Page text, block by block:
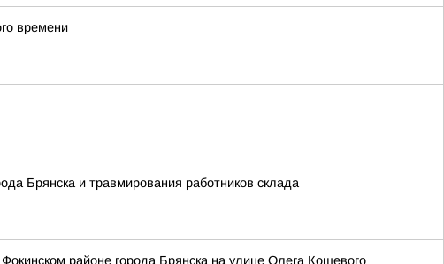
времени
Брянска и травмирования работников склада
районе города Брянска на улице Олега Кошевого